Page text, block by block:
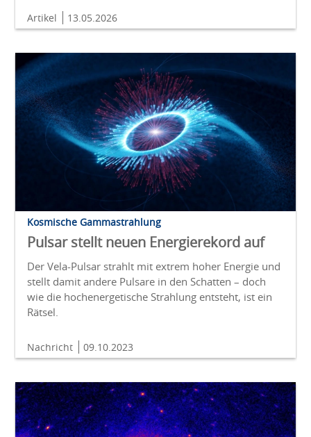
Artikel 13.05.2026
Kosmische Gammastrahlung
Pulsar stellt neuen Energierekord auf
Der Vela-Pulsar strahlt mit extrem hoher Energie und
stellt damit andere Pulsare in den Schatten – doch
wie die hochenergetische Strahlung entsteht, ist ein
Rätsel.
Nachricht 09.10.2023